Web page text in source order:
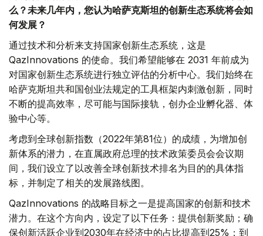
么？未来几年内，您认为哈萨克斯坦的创新生态系统将会如
何发展？
通过技术和分析来支持国家创新生态系统，这是
QazInnovations 的使命。我们希望能够在 2031 年前成为
对国家创新生态系统进行独立评估的分析中心。我们始终在
哈萨克斯坦共和国创业法规定的工具框架内刺激创新，同时
不断的提高效率，尽可能与国际接轨，创办企业孵化器、体
验中心等。
考虑到全球创新指数（2022年第81位）的成绩，为增加创
新体系的潜力，在直属政府总理的技术政策委员会会议期
间，我们设立了以改善全球创新技术排名为目的的具体指
标，并制定了相关的发展路线图。
QazInnovations 的战略目标之一是提高国家的创新和技术
潜力。在这个方向内，设定了以下任务：提供创新奖励；确
保创新活跃企业到2030年在经济中的占比提高到25%；到